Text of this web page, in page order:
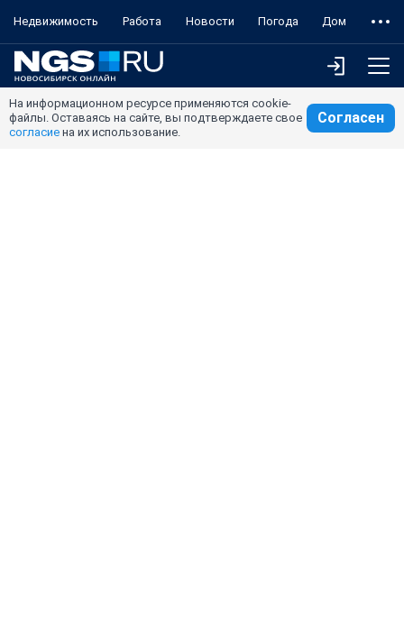
Недвижимость Работа Новости Погода Дом
На информационном ресурсе применяются cookie-
файлы. Оставаясь на сайте, вы подтверждаете свое
согласие на их использование.
Согласен